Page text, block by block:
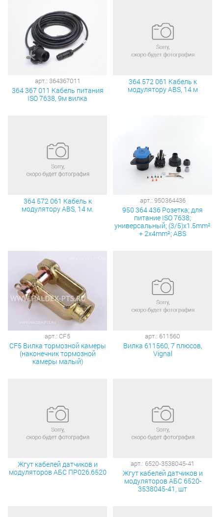
арт.: 364367011
364 367 011 Кабель питания
ISO 7638, 9м вилка
364 572 061 Кабель к
модулятору ABS, 14 м
364 572 061 Кабель к
модулятору ABS, 14 м.
арт.: 950364436
950 364 436 Розетка; для
питание ISO 7638;
универсальный; (3/5)x1.5mm²
+ 2x4mm²; ABS
арт.: CF5
CF5 Вилка тормозной камеры
(наконечник тормозной
камеры малый)
арт.: 611560
Вилка 611560, 7 плюсов,
Vignal
Жгут кабелей датчиков и
модуляторов АБС ПР026.6520
арт.: 6520-3538045-41
Жгут кабелей датчиков и
модуляторов АБС 6520-
3538045-41, шт